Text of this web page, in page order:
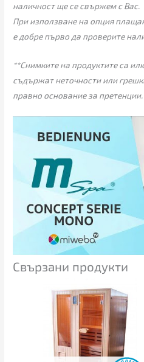
наличност ще се свържем с Вас.
При използване на опция
е добре първо да проверите
**Снимките на продуктите са
съдържат неточности или
правно основание за претенции.
Свързани продукти